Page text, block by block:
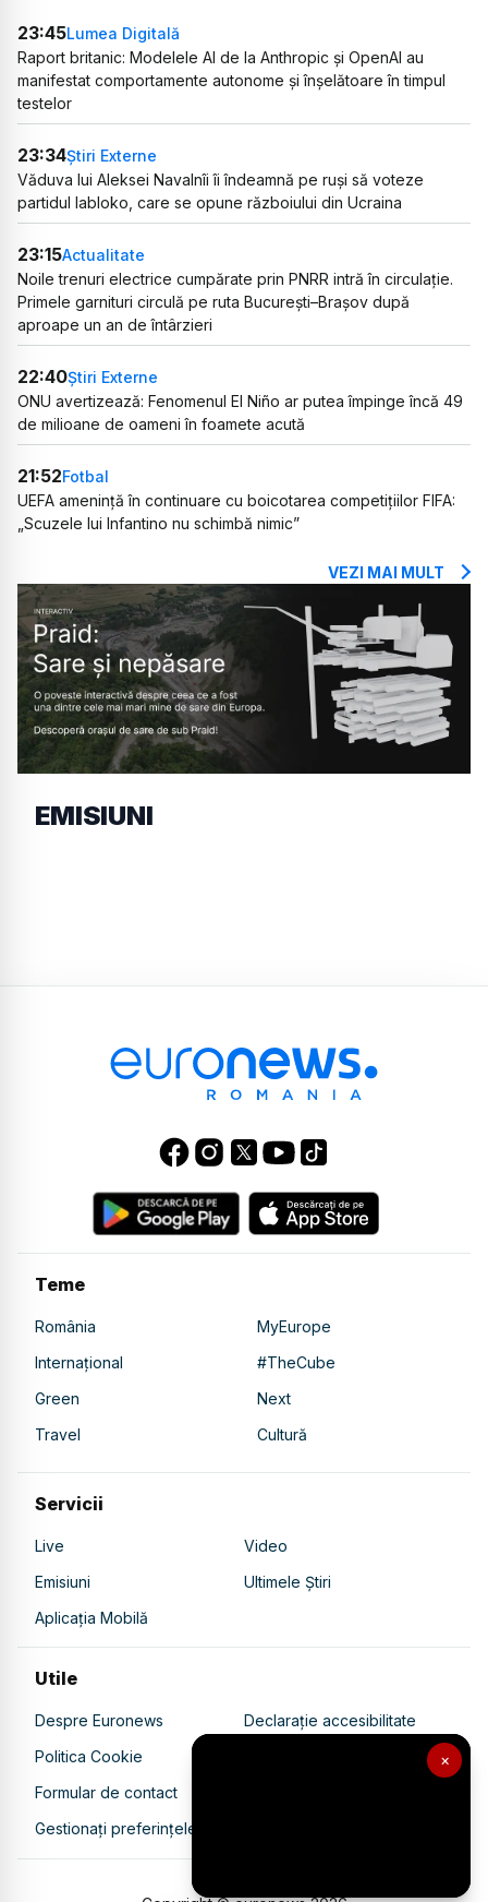
×
23:45Lumea Digitală
Raport britanic: Modelele AI de la Anthropic și OpenAI au
manifestat comportamente autonome și înșelătoare în timpul
testelor
23:34Știri Externe
Văduva lui Aleksei Navalnîi îi îndeamnă pe ruși să voteze
partidul Iabloko, care se opune războiului din Ucraina
23:15Actualitate
Noile trenuri electrice cumpărate prin PNRR intră în circulație.
Primele garnituri circulă pe ruta București–Brașov după
aproape un an de întârzieri
22:40Știri Externe
ONU avertizează: Fenomenul El Niño ar putea împinge încă 49
de milioane de oameni în foamete acută
21:52Fotbal
UEFA amenință în continuare cu boicotarea competițiilor FIFA:
„Scuzele lui Infantino nu schimbă nimic”
VEZI MAI MULT
EMISIUNI
Teme
România
MyEurope
Internațional
#TheCube
Green
Next
Travel
Cultură
Servicii
Live
Video
Emisiuni
Ultimele Știri
Aplicația Mobilă
Utile
Despre Euronews
Declarație accesibilitate
Politica Cookie
Politica de confidențialitate
Formular de contact
Gestionați preferințele